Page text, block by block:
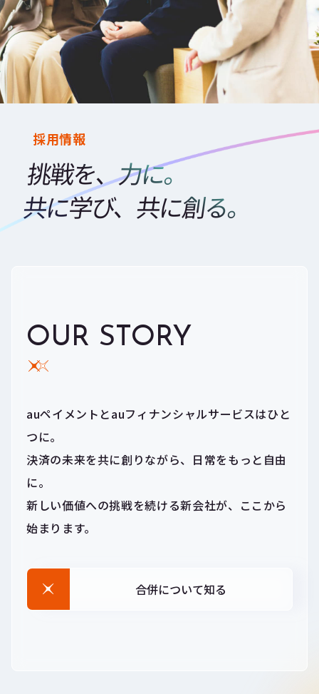
採用情報
挑戦を、力に。
共に学び、共に創る。
OUR STORY
auペイメントとauフィナンシャルサービスはひと
つに。
決済の未来を共に創りながら、日常をもっと自由
に。
新しい価値への挑戦を続ける新会社が、ここから
始まります。
合併について知る